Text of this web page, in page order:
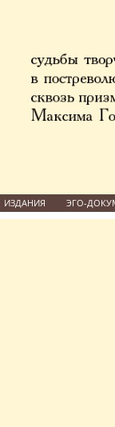
ИЗДАНИЯ ЭГО-